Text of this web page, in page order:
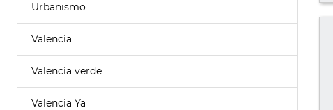
Urbanismo
Valencia
Valencia verde
Valencia Ya